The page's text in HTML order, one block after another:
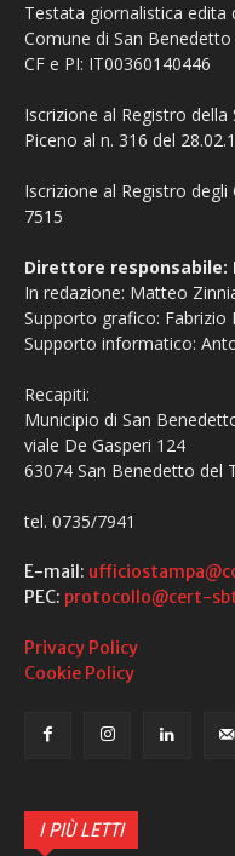
Testata giornalistica edita
Comune di San
CF e PI: IT00360140446
Iscrizione al Registro
Piceno al n. 316 del
Iscrizione al Registro
7515
Direttore responsabile:
In redazione: Matteo
Supporto grafico: Fabrizio
Supporto informatico:
Recapiti:
Municipio di San
viale De Gasperi 124
63074 San Benedetto del
tel. 0735/7941
E-mail:
PEC: protocollo@cert-
Privacy Policy
Cookie Policy
I PIÙ LETTI